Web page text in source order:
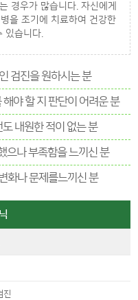
경우가 많습니다. 자신에게
을 조기에 치료하여 건강한
있습니다.
검진을 원하시는 분
야 할 지 판단이 어려운 분
내원한 적이 없는 분
으나 부족함을 느끼신 분
화나 문제를느끼신 분
진